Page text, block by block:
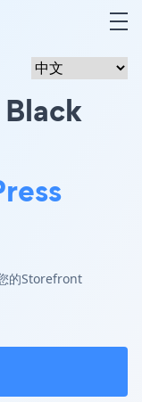
Black
的Storefront